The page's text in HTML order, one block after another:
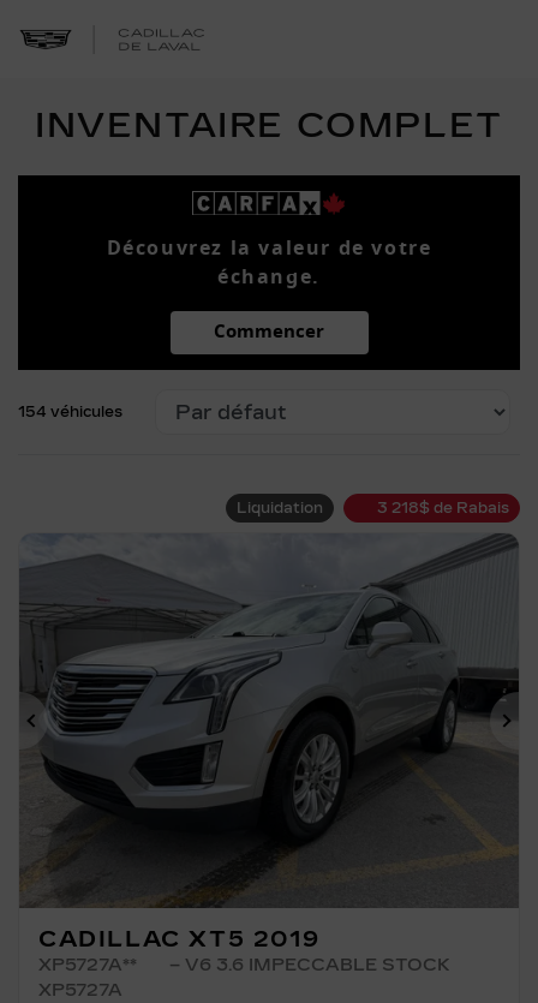
INVENTAIRE COMPLET
Découvrez la valeur de votre
échange.
Commencer
154 véhicules
Liquidation 3 218$ de Rabais
Précédent
CADILLAC XT5 2019
XP5727A**
– V6 3.6 IMPECCABLE STOCK
XP5727A